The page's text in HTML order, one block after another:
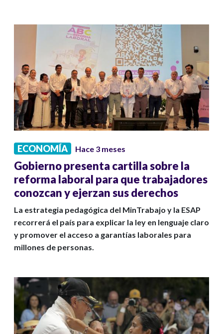
ECONOMÍA Hace 3 meses
Gobierno presenta cartilla sobre la
reforma laboral para que trabajadores
conozcan y ejerzan sus derechos
La estrategia pedagógica del MinTrabajo y la ESAP
recorrerá el país para explicar la ley en lenguaje claro
y promover el acceso a garantías laborales para
millones de personas.